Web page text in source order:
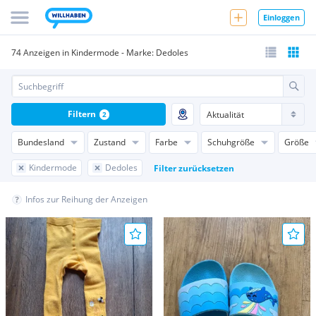
Einloggen
74 Anzeigen in Kindermode - Marke: Dedoles
Bundesland Zustand Farbe Schuhgröße Größe
Kindermode Dedoles Filter zurücksetzen
Filtern 2
Infos zur Reihung der Anzeigen